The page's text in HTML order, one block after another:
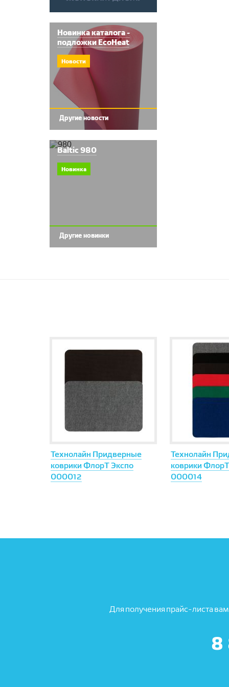
Новинка каталога -
подложки EcoHeat
Новости
Другие новости
Baltic 980
Новинка
Другие новинки
Технолайн Придверные
коврики ФлорТ Экспо
000012
Технолайн
коврики
000014
Для получения прайс-листа
8